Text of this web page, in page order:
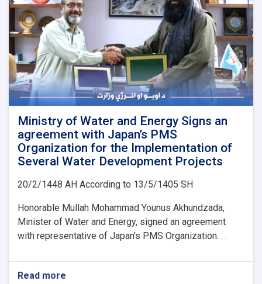
Ministry of Water and Energy Signs an
agreement with Japan’s PMS
Organization for the Implementation of
Several Water Development Projects
20/2/1448 AH According to 13/5/1405 SH
Honorable Mullah Mohammad Younus Akhundzada,
Minister of Water and Energy, signed an agreement
with representative of Japan’s PMS Organization. . .
Read more